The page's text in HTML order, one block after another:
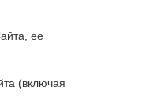
ее
(включая